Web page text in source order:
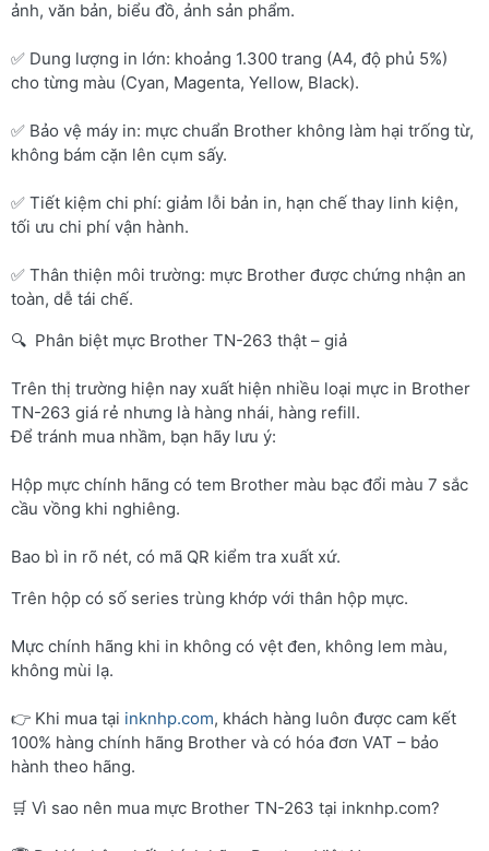
ảnh, văn bản, biểu đồ, ảnh sản phẩm.
✅ Dung lượng in lớn: khoảng 1.300 trang (A4, độ phủ 5%)
cho từng màu (Cyan, Magenta, Yellow, Black).
✅ Bảo vệ máy in: mực chuẩn Brother không làm hại trống từ,
không bám cặn lên cụm sấy.
✅ Tiết kiệm chi phí: giảm lỗi bản in, hạn chế thay linh kiện,
tối ưu chi phí vận hành.
✅ Thân thiện môi trường: mực Brother được chứng nhận an
toàn, dễ tái chế.
🔍 Phân biệt mực Brother TN-263 thật – giả
Trên thị trường hiện nay xuất hiện nhiều loại mực in Brother
TN-263 giá rẻ nhưng là hàng nhái, hàng refill.
Để tránh mua nhầm, bạn hãy lưu ý:
Hộp mực chính hãng có tem Brother màu bạc đổi màu 7 sắc
cầu vồng khi nghiêng.
Bao bì in rõ nét, có mã QR kiểm tra xuất xứ.
Trên hộp có số series trùng khớp với thân hộp mực.
Mực chính hãng khi in không có vệt đen, không lem màu,
không mùi lạ.
👉 Khi mua tại inknhp.com, khách hàng luôn được cam kết
100% hàng chính hãng Brother và có hóa đơn VAT – bảo
hành theo hãng.
🛒 Vì sao nên mua mực Brother TN-263 tại inknhp.com?